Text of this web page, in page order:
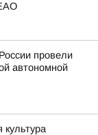
провели
автономной